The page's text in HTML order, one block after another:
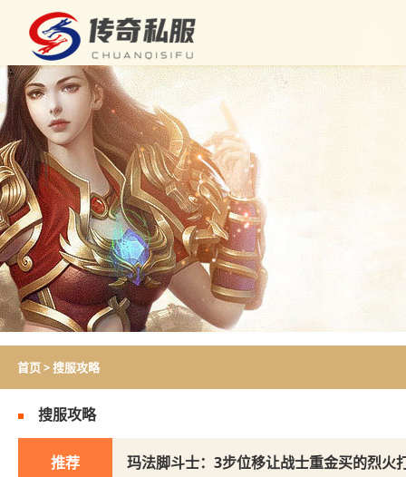
首页>搜服攻略
搜服攻略
推荐 玛法脚斗士：3步位移让战士重金买的烈火